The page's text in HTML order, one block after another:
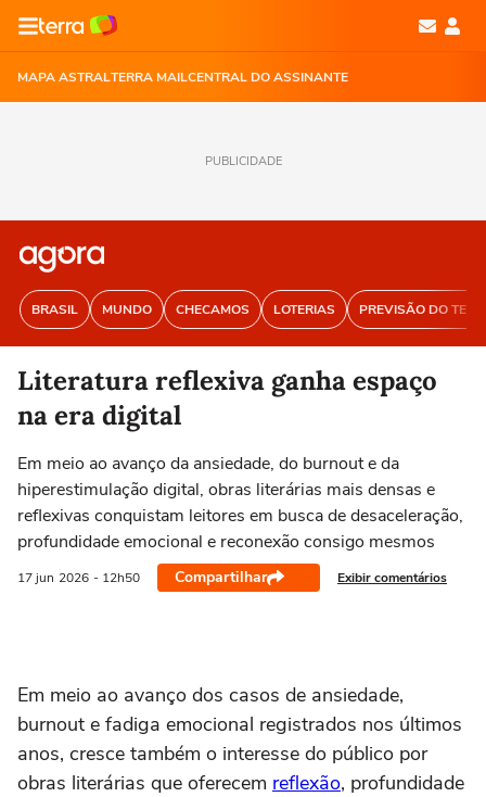
MAPA ASTRALTERRA MAILCENTRAL DO ASSINANTE
PUBLICIDADE
BRASIL MUNDO CHECAMOS LOTERIAS PREVISÃO DO
Literatura reflexiva ganha espaço
na era digital
Em meio ao avanço da ansiedade, do burnout e da
hiperestimulação digital, obras literárias mais densas e
reflexivas conquistam leitores em busca de desaceleração,
profundidade emocional e reconexão consigo mesmos
17 jun 2026 - 12h50 Compartilhar Exibir comentários
Em meio ao avanço dos casos de ansiedade,
burnout e fadiga emocional registrados nos últimos
anos, cresce também o interesse do público por
obras literárias que oferecem reflexão, profundidade